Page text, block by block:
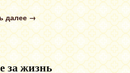
далее →
за жизнь